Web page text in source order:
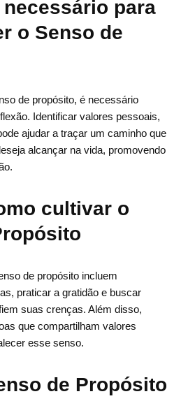
para
o Senso de
de propósito, é necessário
Identificar valores pessoais,
ajudar a traçar um caminho que
alcançar na vida, promovendo
cultivar o
de propósito incluem
praticar a gratidão e buscar
suas crenças. Além disso,
que compartilham valores
esse senso.
de Propósito